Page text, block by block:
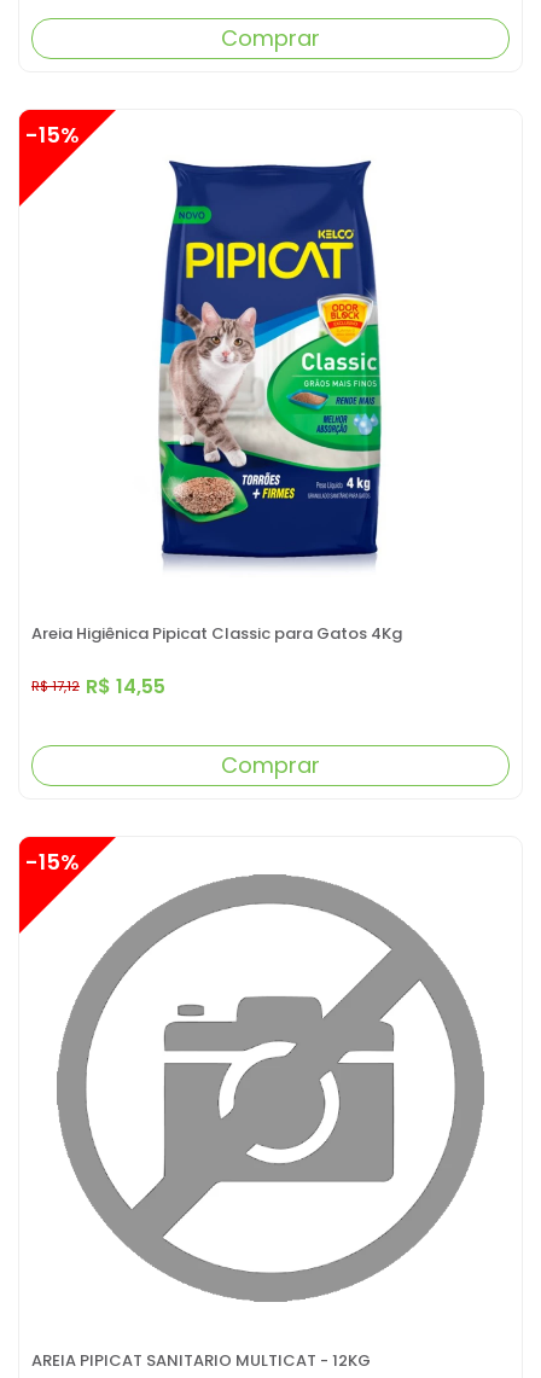
Comprar
Areia Higiênica Pipicat Classic para Gatos 4Kg
R$ 14,55
R$ 17,12
-15%
Comprar
AREIA PIPICAT SANITARIO MULTICAT - 12KG
-15%